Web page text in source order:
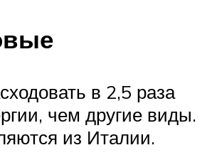
в 2,5 раза
чем другие виды.
из Италии.